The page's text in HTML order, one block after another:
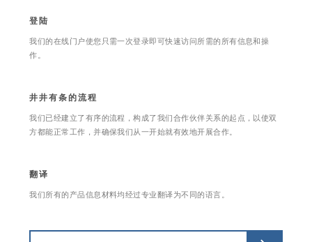
登陆
我们的在线门户使您只需一次登录即可快速访问所需的所有信息和操
作。
井井有条的流程
我们已经建立了有序的流程，构成了我们合作伙伴关系的起点，以使双
方都能正常工作，并确保我们从一开始就有效地开展合作。
翻译
我们所有的产品信息材料均经过专业翻译为不同的语言。